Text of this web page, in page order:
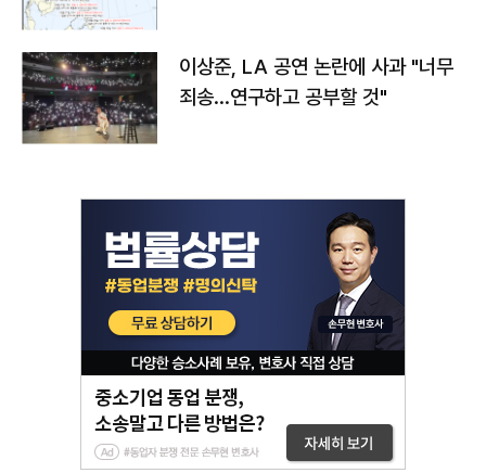
이상준, LA 공연 논란에 사과 "너무
죄송…연구하고 공부할 것"